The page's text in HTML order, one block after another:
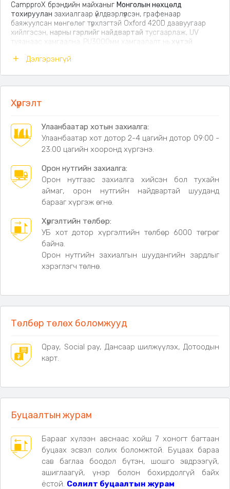
CampproX брэндийн майханыг Монголын нөхцөлд
тохируулан захиалгаар үйлдвэрлүүлсэн, графенаар
баяжуулсан мөнгөлөг түрхлэгтэй Oxford 420D даавуугаар
хийлгэсэн, нарны гэрлийг найдвартай тусгаарлаж, UV
туяанаас хамгаална.
PU3000мм хамгаалалт нь
хүчтэй
• 1 өргөн хаалга, 2 том цонх
нуруутай загвар
• Ялаа, шумуулны хамгаалалтын тортой
• PU3000мм — хүчтэй борооны үед ч
нэвтрүүлдэггүй
• 420D Oxford даавуу - бат бөх, нарнаас хамгаална,
Шалыг 420D Oxford материалаар хийсэн -
нугарч
цоорохгүй, бат бөх чанар илүү, авч явахад овор жижиг,
нийт жингхөнгөнболгож өгсөн онцлогтой.
• Талбай: 6мкв
• Урт-3м, Өргөн-2.1м, Өндөр-2м
• Цонхны хэмжээ: 107×53см
• Босгоны өндөр: 25см
• Баганы өргөн- 12 диамерт
• Жин: 13кг
• 60х27х43см
Дагалдах хэрэгсэл:
• Том гар насос (5 төрлийн нэмэлт хошуутай)
• Зориулалтын хадгалах уут
• 14 ширхэг бат бөх гадас
Өнгө:
Дэлгэрэнгүй
Хүргэлт
Улаанбаатар хотын захиалга:
Улаанбаатар хот дотор 2-4 цагийн дотор 09:00 -
23:00 цагийн хооронд хүргэнэ.
Орон нутгийн захиалга:
Орон нутгаас захиалга хийсэн бол тухайн
аймаг, орон нутгийн найдвартай шууданд
барааг хүргэж өгнө.
Хүргэлтийн төлбөр:
УБ хот дотор хүргэлтийн төлбөр 6000 төгрөг
байна.
Орон нутгийн захиалгын шуудангийн зардлыг
хэрэглэгч төлнө.
Төлбөр төлөх боломжууд
Qpay, Social pay, Дансаар шилжүүлэх, Дотоодын
карт.
Буцаалтын журам
Барааг хүлээн авснаас хойш 7 хоногт багтаан
буцаах эсвэл солих боломжтой. Буцаах бараа
сав баглаа боодол бүтэн, шошго эвдрээгүй,
ашиглаагүй, үнэр болон бохирдолгүй байх
ёстой. Солилт буцаалтын журам